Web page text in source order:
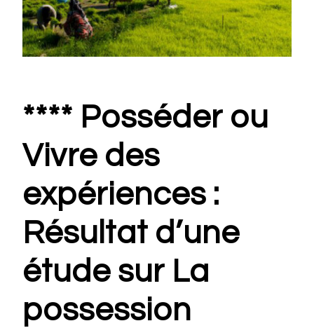
**** Posséder ou
Vivre des
expériences :
Résultat d’une
étude sur La
possession